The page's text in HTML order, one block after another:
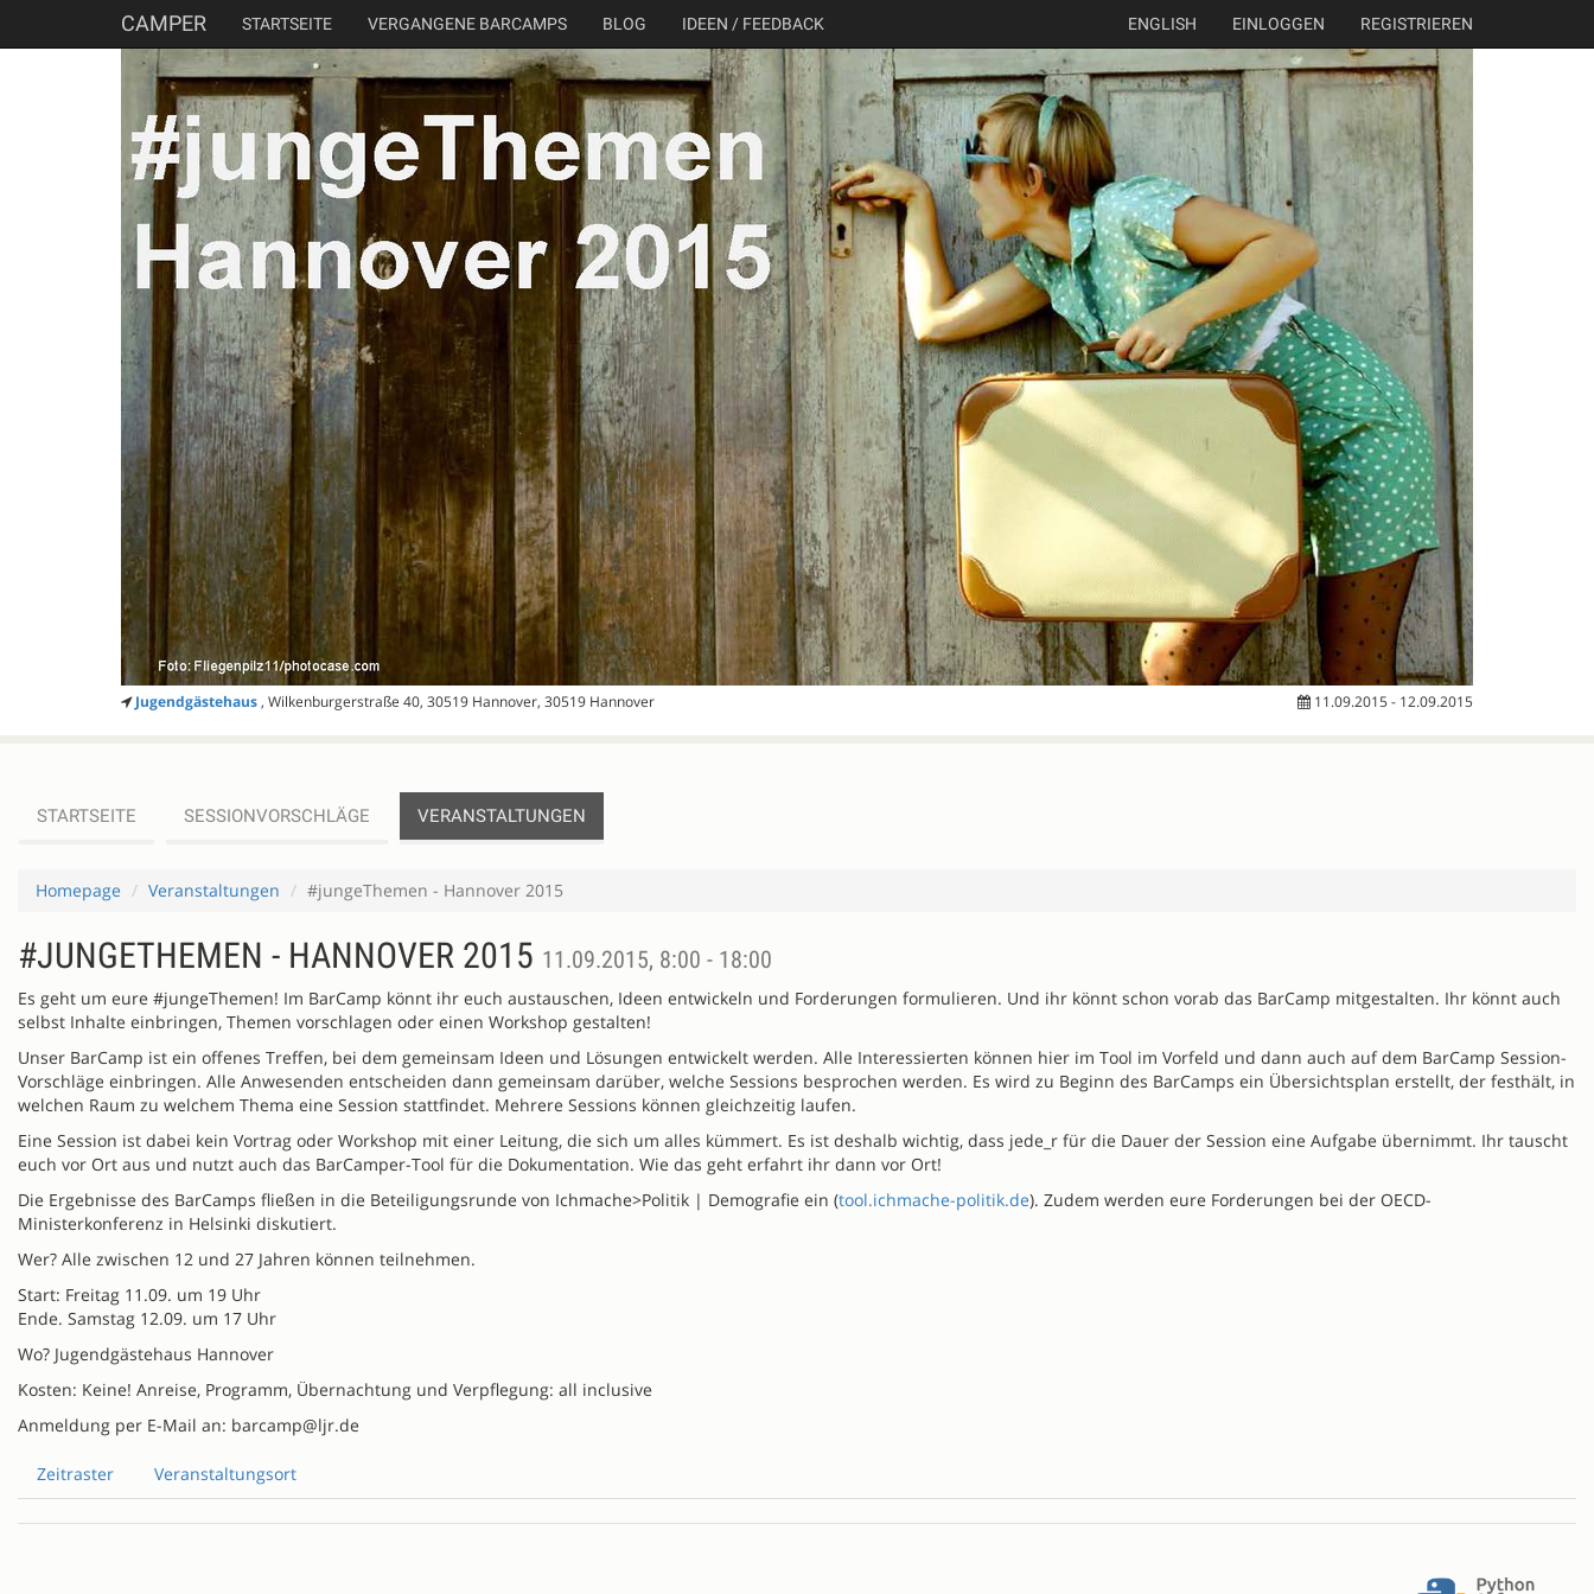
CAMPER STARTSEITE VERGANGENE BARCAMPS BLOG IDEEN / FEEDBACK ENGLISH EINLOGGEN REGISTRIEREN
Jugendgästehaus, Wilkenburgerstraße 40, 30519 Hannover, 30519 Hannover 11.09.2015 - 12.09.2015
STARTSEITE SESSIONVORSCHLÄGE VERANSTALTUNGEN
Homepage Veranstaltungen #jungeThemen - Hannover 2015
#JUNGETHEMEN - HANNOVER 2015 11.09.2015, 8:00 - 18:00
Es geht um eure #jungeThemen! Im BarCamp könnt ihr euch austauschen, Ideen entwickeln und Forderungen formulieren. Und ihr könnt schon vorab das BarCamp mitgestalten. Ihr könnt auch
selbst Inhalte einbringen, Themen vorschlagen oder einen Workshop gestalten!
Unser BarCamp ist ein offenes Treffen, bei dem gemeinsam Ideen und Lösungen entwickelt werden. Alle Interessierten können hier im Tool im Vorfeld und dann auch auf dem BarCamp Session-
Vorschläge einbringen. Alle Anwesenden entscheiden dann gemeinsam darüber, welche Sessions besprochen werden. Es wird zu Beginn des BarCamps ein Übersichtsplan erstellt, der festhält, in
welchen Raum zu welchem Thema eine Session stattfindet. Mehrere Sessions können gleichzeitig laufen.
Eine Session ist dabei kein Vortrag oder Workshop mit einer Leitung, die sich um alles kümmert. Es ist deshalb wichtig, dass jede_r für die Dauer der Session eine Aufgabe übernimmt. Ihr tauscht
euch vor Ort aus und nutzt auch das BarCamper-Tool für die Dokumentation. Wie das geht erfahrt ihr dann vor Ort!
Die Ergebnisse des BarCamps fließen in die Beteiligungsrunde von Ichmache>Politik | Demografie ein (tool.ichmache-politik.de). Zudem werden eure Forderungen bei der OECD-
Ministerkonferenz in Helsinki diskutiert.
Wer? Alle zwischen 12 und 27 Jahren können teilnehmen.
Start: Freitag 11.09. um 19 Uhr
Ende. Samstag 12.09. um 17 Uhr
Wo? Jugendgästehaus Hannover
Kosten: Keine! Anreise, Programm, Übernachtung und Verpflegung: all inclusive
Anmeldung per E-Mail an: barcamp@ljr.de
Zeitraster Veranstaltungsort